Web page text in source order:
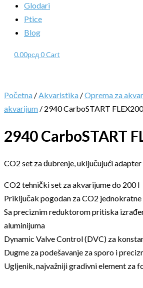
Glodari
Ptice
Blog
0.00рсд 0Cart
Početna /Akvaristika /Oprema za
akvarijum / 2940 CarboSTART FLEX200
2940 CarboSTART
CO2 set za đubrenje, uključujući
CO2 tehnički set za akvarijume do 200 l
Priključak pogodan za CO2
Sa preciznim reduktorom pritiska
aluminijuma
Dynamic Valve Control (DVC) za
Dugme za podešavanje za sporo i
Ugljenik, najvažniji gradivni element za